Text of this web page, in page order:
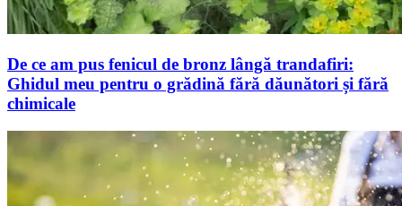
De ce am pus fenicul de bronz lângă trandafiri:
Ghidul meu pentru o grădină fără dăunători și fără
chimicale